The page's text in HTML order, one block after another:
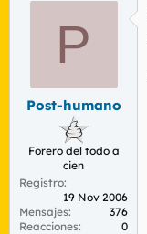
P
Post-humano
Forero del todo a
cien
Registro
19 Nov 2006
Mensajes
376
Reacciones
0